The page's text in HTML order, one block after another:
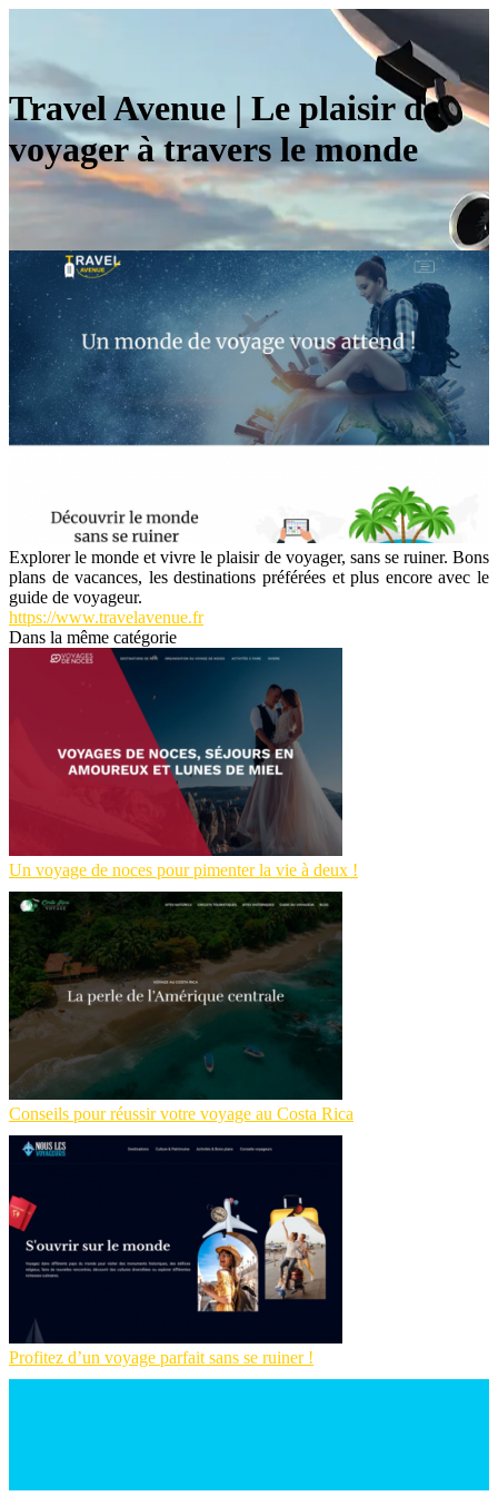
Travel Avenue | Le plaisir de
voyager à travers le monde
Explorer le monde et vivre le plaisir de voyager, sans se ruiner. Bons
plans de vacances, les destinations préférées et plus encore avec le
guide de voyageur.
https://www.travelavenue.fr
Dans la même catégorie
Un voyage de noces pour pimenter la vie à deux !
Conseils pour réussir votre voyage au Costa Rica
Profitez d’un voyage parfait sans se ruiner !